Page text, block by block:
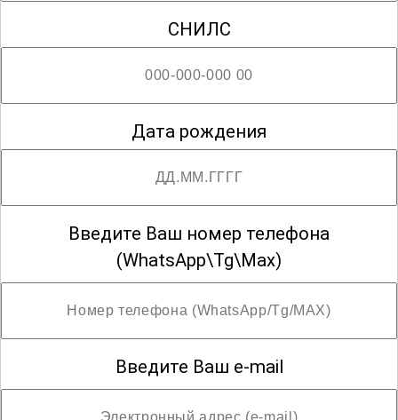
СНИЛС
Дата рождения
Введите Ваш номер телефона
(WhatsApp\Tg\Max)
Введите Ваш e-mail